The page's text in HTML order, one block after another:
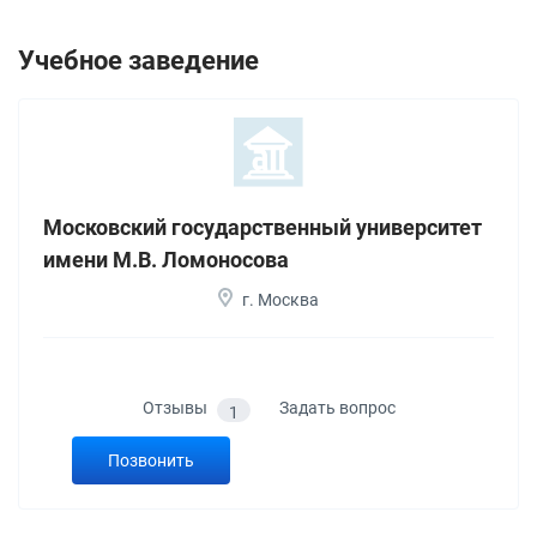
Учебное заведение
Московский государственный университет
имени М.В. Ломоносова
г. Москва
Отзывы 1 Задать вопрос
Позвонить